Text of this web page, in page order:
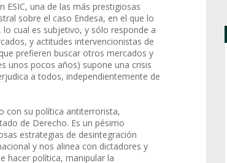
una de las más prestigiosas
sobre el caso Endesa, en el que lo
cual es subjetivo, y sólo responde a
y actitudes intervencionistas de
prefieren buscar otros mercados y
unos pocos años) supone una crisis
a todos, independientemente de
con su política antiterrorista,
de Derecho. Es un pésimo
estrategias de desintegración
y nos alinea con dictadores y
hacer política, manipular la